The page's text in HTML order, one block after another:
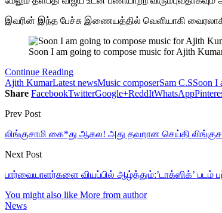
இவரின் இந்த பேச்சு இணையத்தில் வெளியாகி வைரலாகி
Soon I am going to compose music for Ajith
Continue Reading
Ajith KumarLatest newsMusic composerSam C.SSoon I
Share FacebookTwitterGoogle+ReddItWhatsApp
Prev Post
லிங்குசாமி கை*து ஆகல! அது தவறான செய்தி
Next Post
பார்வையாளர்களை வியப்பில் ஆழ்த்தும்:’டாக்ஸிக்’ படம்
You might also like More from author
News